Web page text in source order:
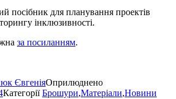
посібник для планування проектів
інклюзивності.
за посиланням.
ЄвгеніяОприлюднено
КатегоріїБрошури,Матеріали,Новини